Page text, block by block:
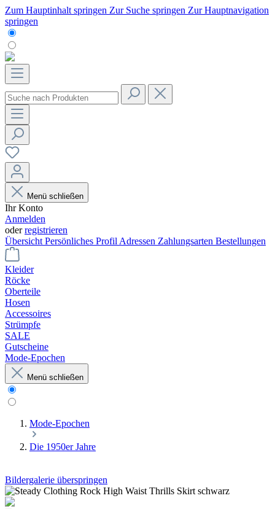
Zum Hauptinhalt springen Zur Suche springen Zur Hauptnavigation
springen
Menü schließen
Ihr Konto
Anmelden
oderregistrieren
Übersicht Persönliches Profil Adressen Zahlungsarten Bestellungen
Kleider
Röcke
Oberteile
Hosen
Accessoires
Strümpfe
SALE
Gutscheine
Mode-Epochen
Menü schließen
Mode-Epochen
Die 1950er Jahre
Bildergalerie überspringen